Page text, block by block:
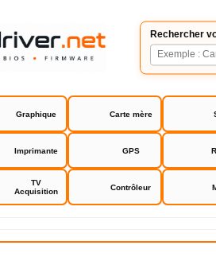
Rechercher
Graphique Carte mère
Imprimante GPS
TV
Acquisition
Contrôleur
Kingston